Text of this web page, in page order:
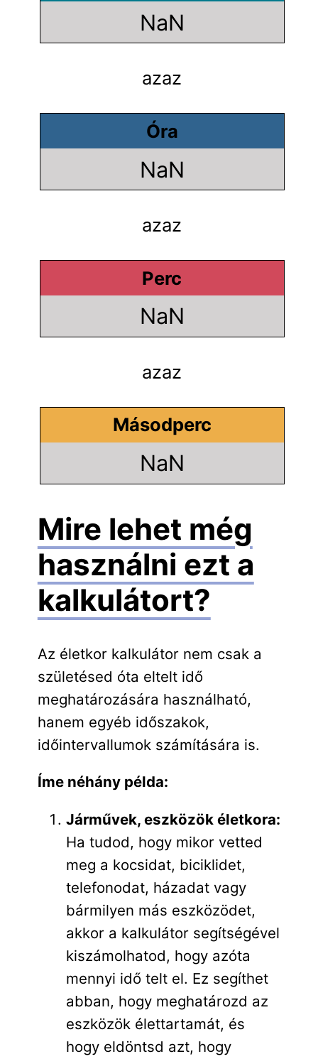
NaN
azaz
Óra
NaN
azaz
Perc
NaN
azaz
Másodperc
NaN
Mire lehet még
használni ezt a
kalkulátort?
Az életkor kalkulátor nem csak a
születésed óta eltelt idő
meghatározására használható,
hanem egyéb időszakok,
időintervallumok számítására is.
Íme néhány példa:
Járművek, eszközök életkora:
Ha tudod, hogy mikor vetted
meg a kocsidat, biciklidet,
telefonodat, házadat vagy
bármilyen más eszközödet,
akkor a kalkulátor segítségével
kiszámolhatod, hogy azóta
mennyi idő telt el. Ez segíthet
abban, hogy meghatározd az
eszközök élettartamát, és
hogy eldöntsd azt, hogy